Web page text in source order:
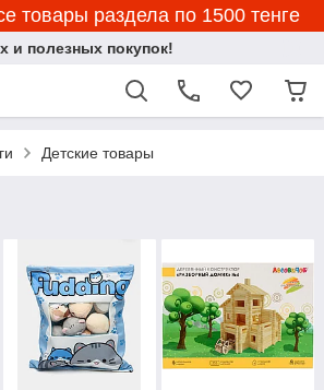
товары раздела по 1500 тенге
и полезных покупок!
Детские товары